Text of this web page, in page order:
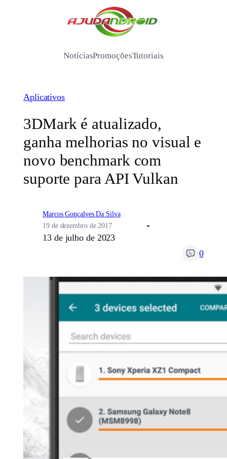
/
NotíciasPromoçõesTutoriais
Aplicativos
3DMark é atualizado,
ganha melhorias no visual e
novo benchmark com
suporte para API Vulkan
Marcos Gonçalves Da Silva
19 de dezembro de 2017
13 de julho de 2023
0